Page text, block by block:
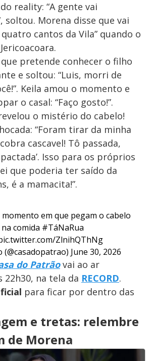
reality: “A gente vai
soltou. Morena disse que vai
cantos da Vila” quando o
que pretende conhecer o filho
e soltou: “Luis, morri de
Keila amou o momento e
o casal: “Faço gosto!”.
o mistério do cabelo!
“Foram tirar da minha
cascavel! Tô passada,
Isso para os próprios
que poderia ter saído da
é a mamacita!”.
em que pegam o cabelo
comida #TáNaRua
ZlnihQThNg
June 30, 2026
do Patrãovai ao ar
22h30, na tela da RECORD.
para ficar por dentro das
e tretas: relembre
de Morena